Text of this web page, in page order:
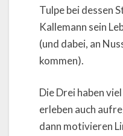
Tulpe bei dessen
Kallemann sein
(und dabei, an
kommen).
Die Drei haben
erleben auch
dann motivieren